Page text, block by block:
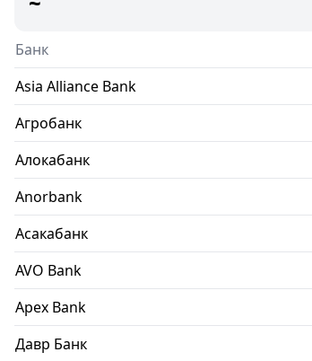
Банк
Asia Alliance Bank
Агробанк
Алокабанк
Anorbank
Асакабанк
AVO Bank
Apex Bank
Давр Банк